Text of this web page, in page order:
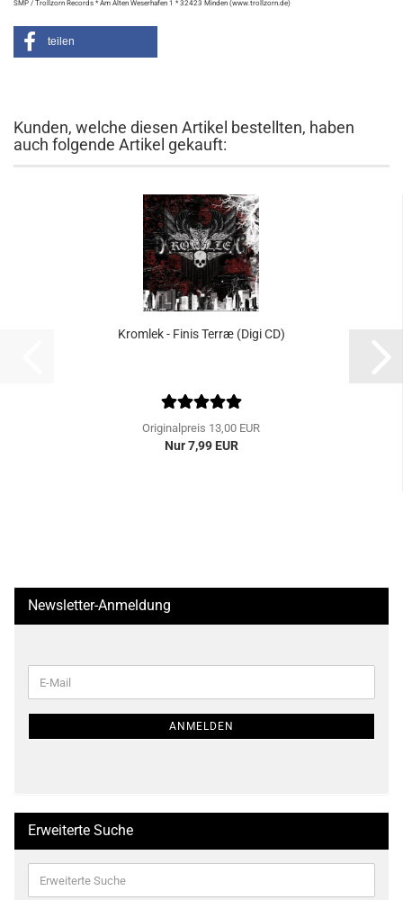
SMP / Trollzorn Records * Am Alten Weserhafen 1 * 32423 Minden (www.trollzorn.de)
teilen
Kunden, welche diesen Artikel bestellten, haben
auch folgende Artikel gekauft:
Kromlek - Finis Terræ (Digi CD)
Originalpreis 13,00 EUR
Nur 7,99 EUR
Newsletter-Anmeldung
ZUR
E-
Mail
ANMELDEN
Erweiterte Suche
Suche